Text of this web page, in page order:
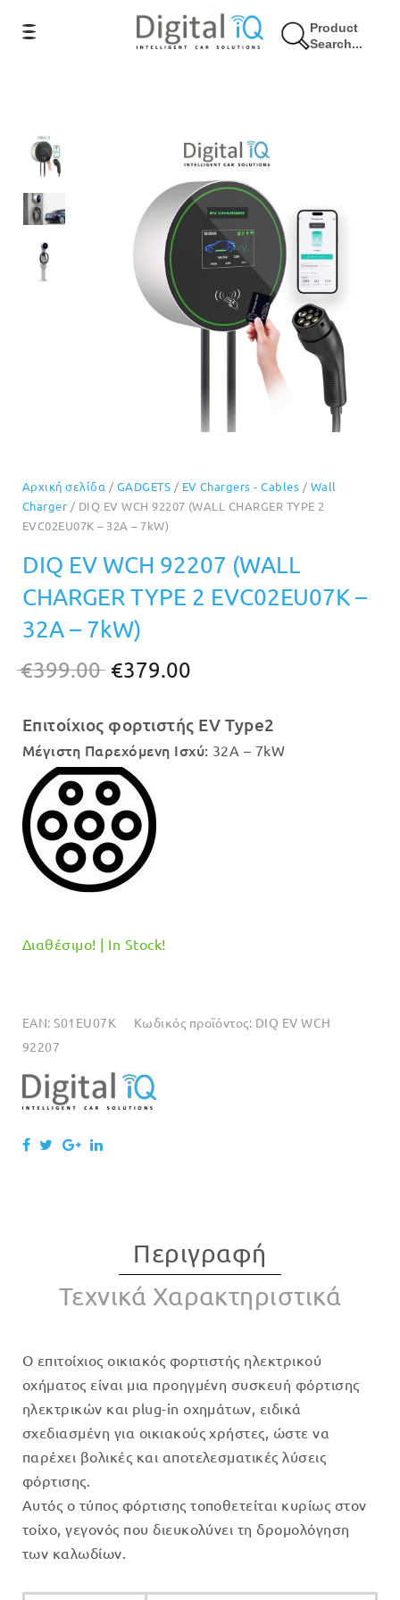
Product
Search...
Αρχική σελίδα / GADGETS / EV Chargers - Cables / Wall
Charger / DIQ EV WCH 92207 (WALL CHARGER TYPE 2
EVC02EU07Κ – 32A – 7kW)
DIQ EV WCH 92207 (WALL
CHARGER TYPE 2 EVC02EU07Κ –
32A – 7kW)
€399.00 Original
was:
€399.00.
€379.00
τιμή
είναι:
Επιτοίχιος φορτιστής EV Type2
Μέγιστη Παρεχόμενη Ισχύ: 32A – 7kW
Διαθέσιμο! | In Stock!
EAN:S01EU07K Κωδικός προϊόντος: DIQ EV WCH
92207
Περιγραφή
Τεχνικά Χαρακτηριστικά
Ο επιτοίχιος οικιακός φορτιστής ηλεκτρικού
οχήματος είναι μια προηγμένη συσκευή φόρτισης
ηλεκτρικών και plug-in οχημάτων, ειδικά
σχεδιασμένη για οικιακούς χρήστες, ώστε να
παρέχει βολικές και αποτελεσματικές λύσεις
φόρτισης.
Αυτός ο τύπος φόρτισης τοποθετείται κυρίως στον
τοίχο, γεγονός που διευκολύνει τη δρομολόγηση
των καλωδίων.